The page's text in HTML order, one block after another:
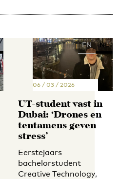
EN NL
06 / 03 / 2026
UT-student vast in
Dubai: ‘Drones en
tentamens geven
stress’
Eerstejaars
bachelorstudent
Creative Technology,